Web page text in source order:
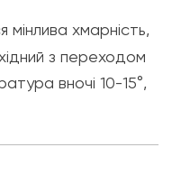
мінлива хмарність,
з переходом
вночі 10-15°,